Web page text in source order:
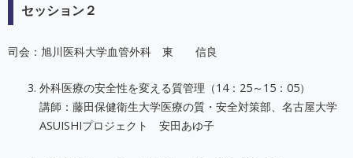
セッション２
司会：旭川医科大学血管外科 東 信良
外科医療の安全性を変える質管理（14：25～15：05）
講師：藤田保健衛生大学医療の質・安全対策部、名古屋大学
ASUISHIプロジェクト 安田あゆ子